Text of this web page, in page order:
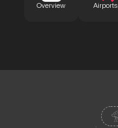
Overview Airports